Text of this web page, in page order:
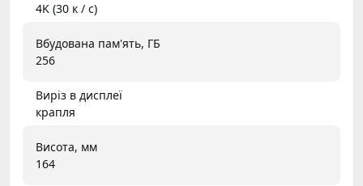
4K (30 к / с)
Вбудована пам'ять, ГБ
256
Виріз в дисплеї
крапля
Висота, мм
164